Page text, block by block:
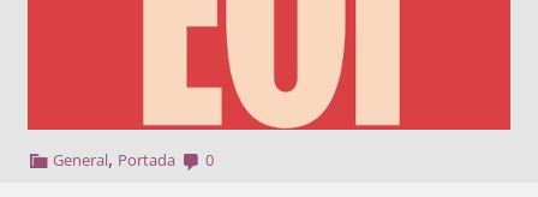
General, Portada 0